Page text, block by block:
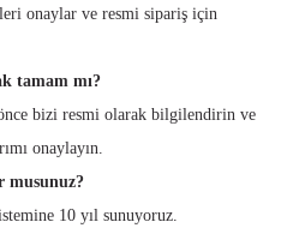
onaylar ve resmi sipariş için
tamam mı?
bizi resmi olarak bilgilendirin ve
onaylayın.
musunuz?
10 yıl sunuyoruz.